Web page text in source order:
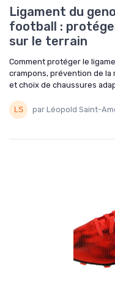
Ligament du
football :
sur le terrain
Comment protéger le
crampons, prévention de la
et choix de chaussures
par Léopold Saint-